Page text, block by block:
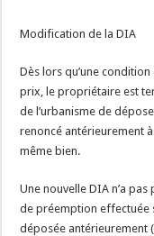
Modification de la DIA
Dès lors qu’une
prix, le propriétaire est
de l’urbanisme de
renoncé antérieurement
même bien.
Une nouvelle DIA n’a
de préemption effectuée
déposée antérieurement